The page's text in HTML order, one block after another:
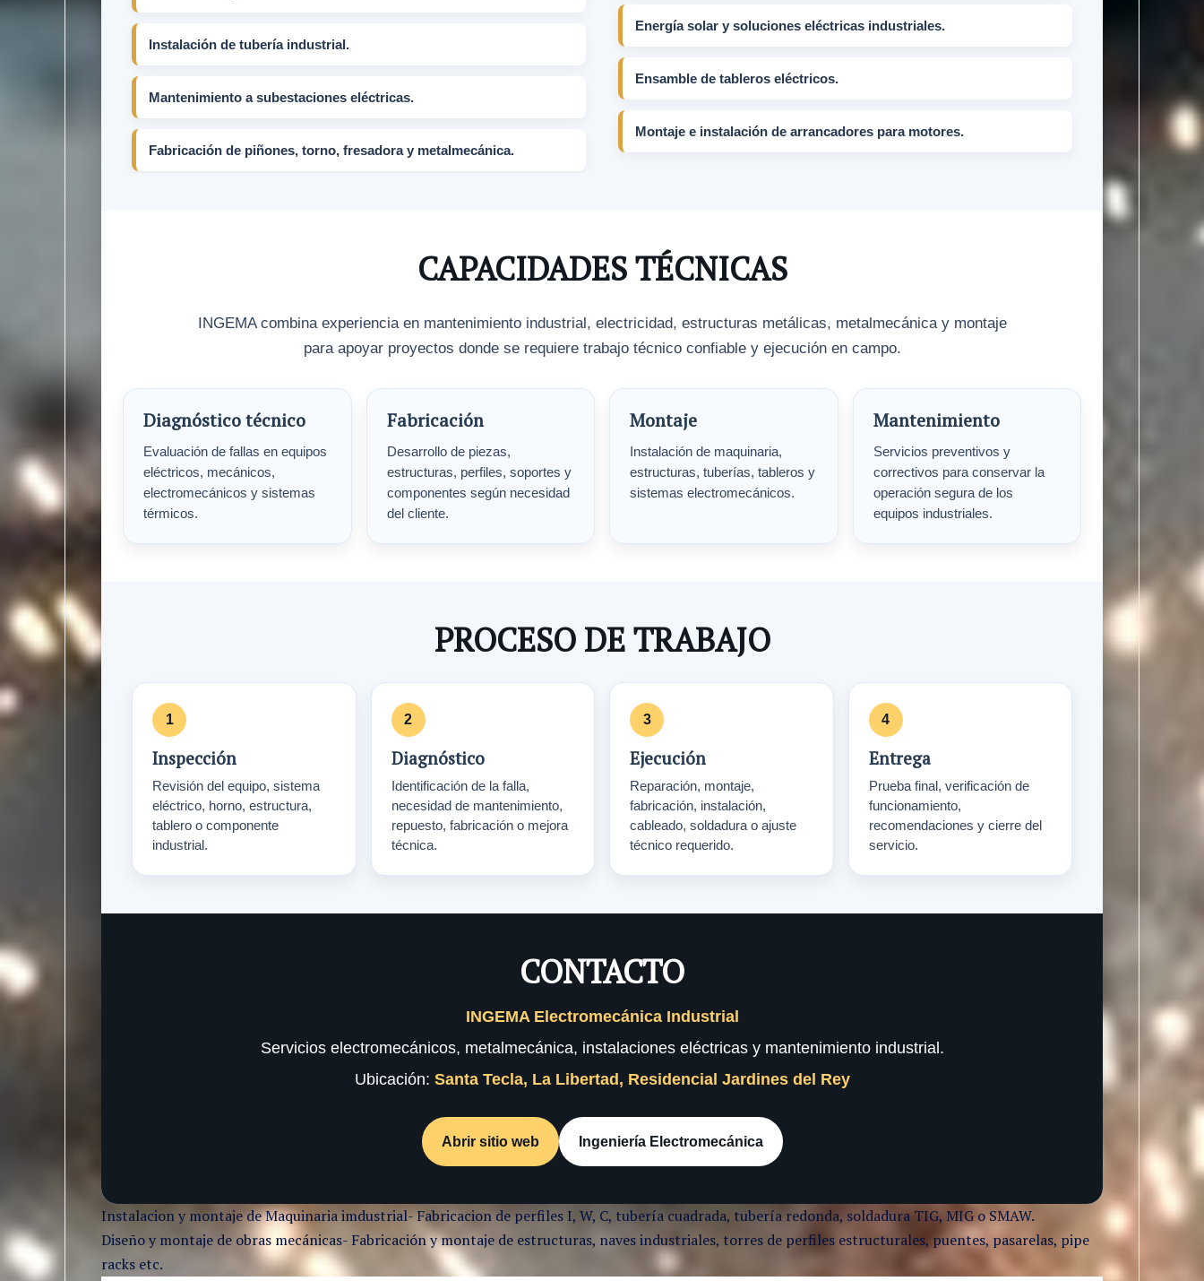
Instalación de tubería industrial.
Mantenimiento a subestaciones eléctricas.
Fabricación de piñones, torno, fresadora y metalmecánica.
Energía solar y soluciones eléctricas industriales.
Ensamble de tableros eléctricos.
Montaje e instalación de arrancadores para motores.
CAPACIDADES TÉCNICAS
INGEMA combina experiencia en mantenimiento industrial, electricidad, estructuras metálicas, metalmecánica y montaje
para apoyar proyectos donde se requiere trabajo técnico confiable y ejecución en campo.
Diagnóstico técnico
Evaluación de fallas en equipos
eléctricos, mecánicos,
electromecánicos y sistemas
térmicos.
Fabricación
Desarrollo de piezas,
estructuras, perfiles, soportes y
componentes según necesidad
del cliente.
Montaje
Instalación de maquinaria,
estructuras, tuberías, tableros y
sistemas electromecánicos.
Mantenimiento
Servicios preventivos y
correctivos para conservar la
operación segura de los
equipos industriales.
PROCESO DE TRABAJO
Inspección
Revisión del equipo, sistema
eléctrico, horno, estructura,
tablero o componente
industrial.
Diagnóstico
Identificación de la falla,
necesidad de mantenimiento,
repuesto, fabricación o mejora
técnica.
Ejecución
Reparación, montaje,
fabricación, instalación,
cableado, soldadura o ajuste
técnico requerido.
Entrega
Prueba final, verificación de
funcionamiento,
recomendaciones y cierre del
servicio.
CONTACTO
INGEMA Electromecánica Industrial
Servicios electromecánicos, metalmecánica, instalaciones eléctricas y mantenimiento industrial.
Ubicación: Santa Tecla, La Libertad, Residencial Jardines del Rey
Abrir sitio web Ingeniería Electromecánica
Instalacion y montaje de Maquinaria imdustrial- Fabricacion de perfiles I, W, C, tubería cuadrada, tubería redonda, soldadura TIG, MIG o SMAW.
Diseño y montaje de obras mecánicas- Fabricación y montaje de estructuras, naves industriales, torres de perfiles estructurales, puentes, pasarelas, pipe
racks etc.